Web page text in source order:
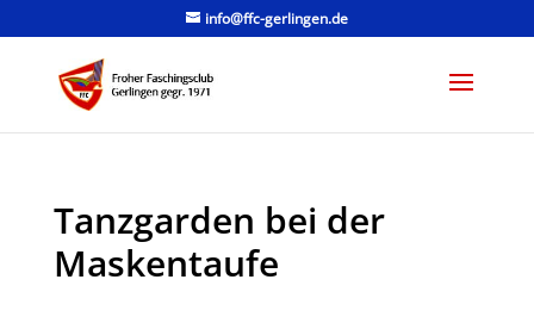
info@ffc-gerlingen.de
Tanzgarden bei der
Maskentaufe